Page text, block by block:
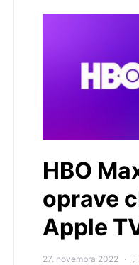
HBO
oprave
Apple
27. novembra 2022